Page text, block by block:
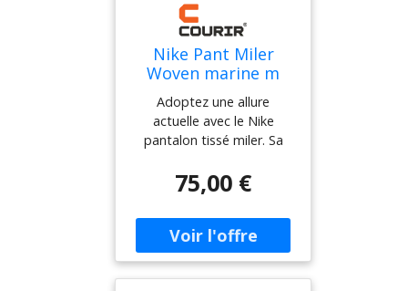
élégant coffret cadeau
Nike Pant Miler
Woven marine m
homme
Adoptez une allure
actuelle avec le Nike
pantalon tissé miler. Sa
bleu marine composent
une silhouette épurée,
relevée par le logo
contrastant et des détails
discrets sur les jambes. Sa
coupe fuselée et sa taille
75,00 €